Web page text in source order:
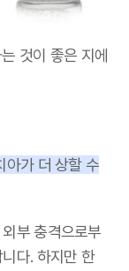
것이 좋은 지에
아가 더 상할 수
부 충격으로부
다. 하지만 한